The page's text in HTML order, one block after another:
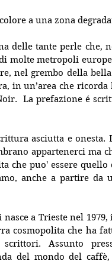
a una zona
delle tante perle che,
molte metropoli
nel grembo della
in un’area che ricorda
La prefazione é
asciutta e onesta.
appartenerci ma
che puo' essere quello
anche a partire da
nasce a Trieste nel 1979,
cosmopolita che ha
Assunto
del mondo del